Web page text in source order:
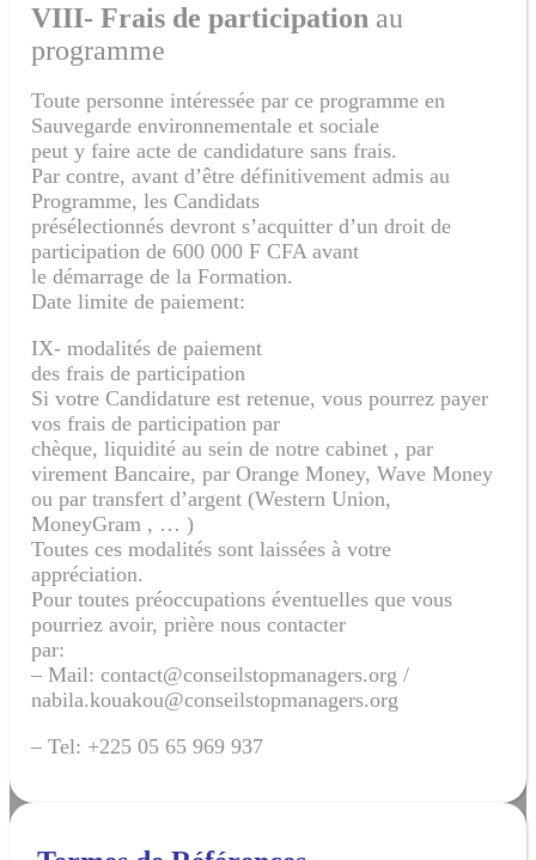
VIII- Frais de participation au
programme
Toute personne intéressée par ce programme en
Sauvegarde environnementale et sociale
peut y faire acte de candidature sans frais.
Par contre, avant d’être définitivement admis au
Programme, les Candidats
présélectionnés devront s’acquitter d’un droit de
participation de 600 000 F CFA avant
le démarrage de la Formation.
Date limite de paiement:
IX- modalités de paiement
des frais de participation
Si votre Candidature est retenue, vous pourrez payer
vos frais de participation par
chèque, liquidité au sein de notre cabinet , par
virement Bancaire, par Orange Money, Wave Money
ou par transfert d’argent (Western Union,
MoneyGram , … )
Toutes ces modalités sont laissées à votre
appréciation.
Pour toutes préoccupations éventuelles que vous
pourriez avoir, prière nous contacter
par:
– Mail: contact@conseilstopmanagers.org /
nabila.kouakou@conseilstopmanagers.org
– Tel: +225 05 65 969 937